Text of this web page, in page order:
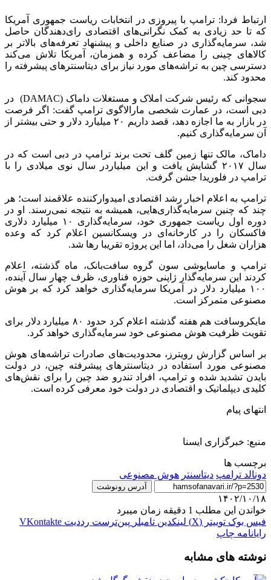
ارتباط فردا: ترامپ با پیروزی در انتخابات ریاست جمهوری آمریکا
که تا حد زیادی به کمک نگرانی‌های اقتصادی رای‌دهندگان حاصل
شد، سرمایه‌گذاری در صنایع داخلی و پیشنهاد تعرفه‌های بالاتر بر
کالاهای چینی را مضاعف کرده و همزمان، آمریکا تلاش می‌کند
دسترسی چین به تراشه‌های مورد نیاز برای دیتاسنترهای پیشرفته را
محدود کند.
سجوانی که رئیس شرکت املاک و مستغلات داماک (DAMAC) در
دبی است، در عمارت شخصی مارالاگوی ترامپ گفت: اگر فرصت
در بازار به ما اجازه دهد، قصد داریم ۲۰ میلیارد دلار و حتی بیشتر از
آن سرمایه‌گذاری کنیم.
داماک، مالک تنها زمین گلف تحت برند ترامپ در دبی است که در
سال ۲۰۱۷ گشایش یافت و این میلیاردر سال نوی میلادی را با
ترامپ در فلوریدا جشن گرفت.
ترامپ به اعلام اخبار رشد اقتصادی امیدوارکننده علاقمند است؛ هر
چند که چنین سرمایه‌گذاری‌هایی، همیشه به نتیجه نمی‌رسند. او در
دوره اول ریاست جمهوری خود، سرمایه‌گذاری ۱۰ میلیارد دلاری
فاکسکان را در کارخانه‌ای در ویسکانسین اعلام کرد که وعده
هزاران شغل را می‌داد، اما این پروژه تقریبا رها شد.
ترامپ و ماسایوشی سون گروه سافت‌بانک، ماه گذشته، اعلام
کردند این سرمایه‌گذار ژاپنی حوزه فناوری، ظرف چهار سال آینده،
۱۰۰ میلیارد دلار در آمریکا سرمایه‌گذاری خواهد کرد که بر هوش
مصنوعی متمرکز است.
مایکروسافت هم هفته گذشته اعلام کرد حدود ۸۰ میلیارد دلار برای
تقویت ظرفیت هوش مصنوعی خود سرمایه‌گذاری خواهد کرد.
بر اساس گزارش رویترز، محدودیت‌های صادرات تراشه‌های هوش
مصنوعی مورد استفاده در دیتاسنترهای پیشرفته چین، در دولت
بایدن تشدید شده و ترامپ، افراد تندرو ضد چین را برای نقش‌های
کلیدی دیپلماتیک و اقتصادی در دولت خود معرفی کرده است.
انتهای پیام
منبع: خبرگزاری ایسنا
برچسب ها
دونالد ترامپ دیتاسنتر هوش مصنوعی
آدرس رونوشت
۱۴۰۲/۱۰/۱۸
خواندن این مطلب 1 دقیقه زمان میبرد
فیس بوک توییتر (X) لینکدین ‫تامبلر ‫پین‌ترست ‫رددیت ‫VKontakte
رایانامه چاپ
نوشته های مشابه